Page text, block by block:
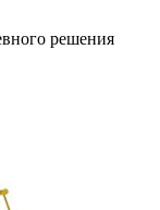
решения